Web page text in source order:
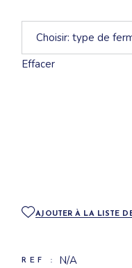
Respect de la
Liberté de
Installation aisée
Effacer
AJOUTER À LA LISTE
REF : N/A